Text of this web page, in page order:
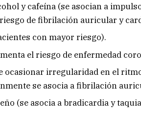
y cafeína (se asocian a
de fibrilación auricular y
con mayor riesgo).
el riesgo de enfermedad
ocasionar irregularidad en el
se asocia a fibrilación
(se asocia a bradicardia y